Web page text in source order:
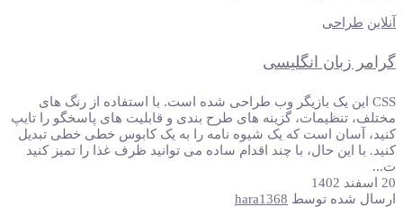
آنلاین طراحی
گرامر زبان انگلیسی
CSS این یک بازیگر وب طراحی شده است. با استفاده از رنگ های
مختلف، تنظیمات، گزینه های طرح بندی و قابلیت های پاسخگو را تایپ
کنید، آسان است که یک شیوه نامه را به یک کابوس خطی خطی تبدیل
کنید. با این حال، با چند اقدام ساده می توانید ظرف غذا را تمیز کنید
ت...
20 اسفند 1402
ارسال شده توسط hara1368